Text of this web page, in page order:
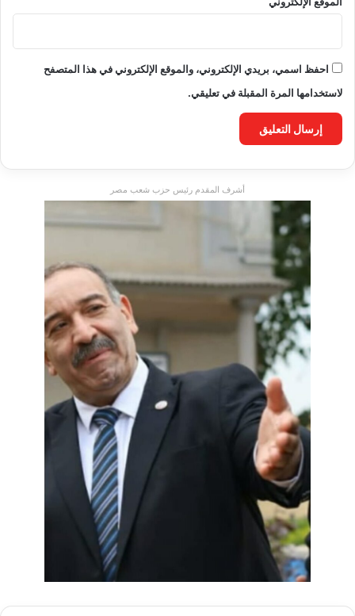
احفظ اسمي، بريدي الإلكتروني، والموقع الإلكتروني في هذا المتصفح
لاستخدامها المرة المقبلة في تعليقي.
أشرف المقدم رئيس حزب شعب مصر